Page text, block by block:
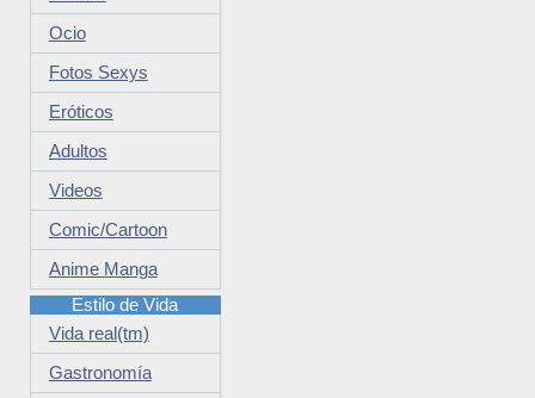
Ocio
Fotos Sexys
Eróticos
Adultos
Videos
Comic/Cartoon
Anime Manga
Estilo de Vida
Vida real(tm)
Gastronomía